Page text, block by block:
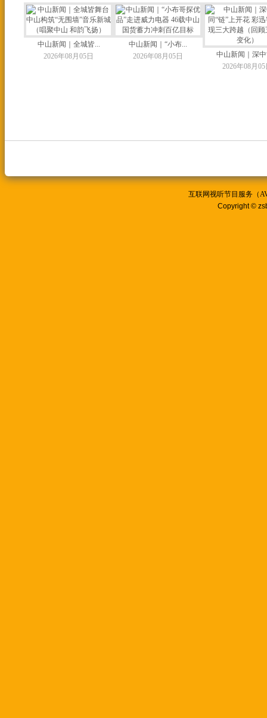
中山新闻｜全城皆...
2026年08月05日
中山新闻｜“小布...
2026年08月05日
中山新闻｜深
2026年08月05
互联网视听节目服务（
Copyright ©